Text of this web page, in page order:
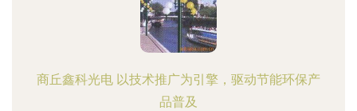
商丘鑫科光电 以技术推广为引擎，驱动节能环保产
品普及